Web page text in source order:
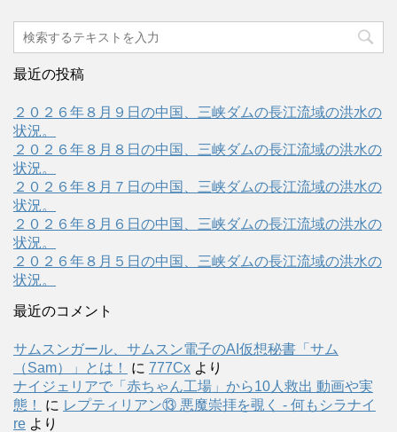
最近の投稿
２０２６年８月９日の中国、三峡ダムの長江流域の洪水の
状況。
２０２６年８月８日の中国、三峡ダムの長江流域の洪水の
状況。
２０２６年８月７日の中国、三峡ダムの長江流域の洪水の
状況。
２０２６年８月６日の中国、三峡ダムの長江流域の洪水の
状況。
２０２６年８月５日の中国、三峡ダムの長江流域の洪水の
状況。
最近のコメント
サムスンガール、サムスン電子のAI仮想秘書「サム
（Sam）」とは！
に 777Cx より
ナイジェリアで「赤ちゃん工場」から10人救出 動画や実
態！
に レプティリアン⑬ 悪魔崇拝を覗く - 何もシラナイ
re より